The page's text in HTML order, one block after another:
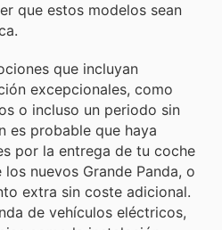
que estos modelos sean
que incluyan
excepcionales, como
o incluso un periodo sin
es probable que haya
por la entrega de tu coche
nuevos Grande Panda, o
extra sin coste adicional.
de vehículos eléctricos,